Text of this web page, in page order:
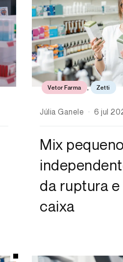
Vetor Farma , Zetti
Júlia Ganele 6 jul
Mix
da ruptura
caixa